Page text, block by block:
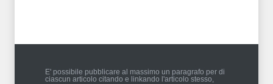
E' possibile pubblicare al massimo un paragrafo per di
ciascun articolo citando e linkando l'articolo stesso,